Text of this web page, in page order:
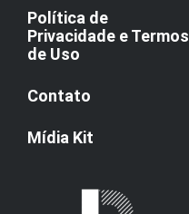
Política de
Privacidade e Termos
de Uso
Contato
Mídia Kit